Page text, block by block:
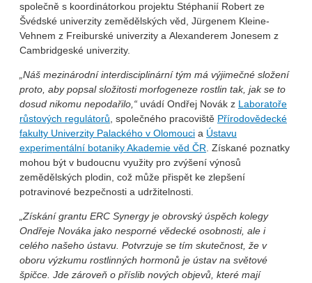
společně s koordinátorkou projektu Stéphanií Robert ze
Švédské univerzity zemědělských věd, Jürgenem Kleine-
Vehnem z Freiburské univerzity a Alexanderem Jonesem z
Cambridgeské univerzity.
„Náš mezinárodní interdisciplinární tým má výjimečné složení
proto, aby popsal složitosti morfogeneze rostlin tak, jak se to
dosud nikomu nepodařilo,“ uvádí Ondřej Novák z Laboratoře
růstových regulátorů, společného pracoviště Přírodovědecké
fakulty Univerzity Palackého v Olomouci a Ústavu
experimentální botaniky Akademie věd ČR. Získané poznatky
mohou být v budoucnu využity pro zvýšení výnosů
zemědělských plodin, což může přispět ke zlepšení
potravinové bezpečnosti a udržitelnosti.
„Získání grantu ERC Synergy je obrovský úspěch kolegy
Ondřeje Nováka jako nesporné vědecké osobnosti, ale i
celého našeho ústavu. Potvrzuje se tím skutečnost, že v
oboru výzkumu rostlinných hormonů je ústav na světové
špičce. Jde zároveň o příslib nových objevů, které mají